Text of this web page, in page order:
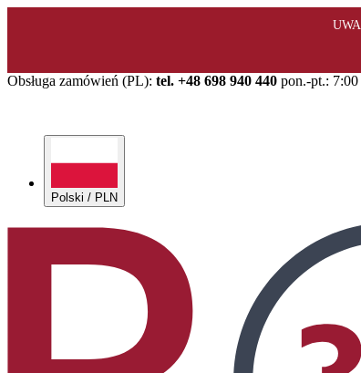
Obsługa zamówień (PL): tel. +48 698 940 440 pon.-pt.:
Polski / PLN